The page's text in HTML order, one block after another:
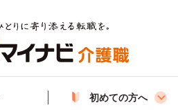
初めての方へ